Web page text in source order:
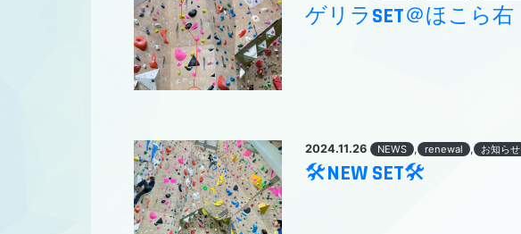
ゲリラSET＠ほこら右
2024.11.26 NEWS , renewal , お知らせ
🛠NEW SET🛠